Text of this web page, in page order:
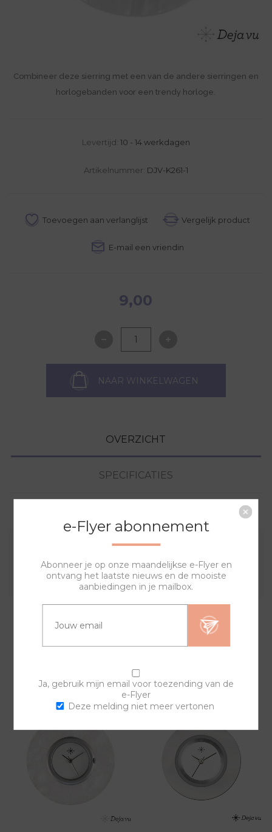
Combineer deze sierring met een van de andere sierringen en
horlogebanden voor een trendy horloge.
Levertijd: 10 - 14 werkdagen
Artikelnummer: DJV-K261-1
9,00
NAAR WINKELWAGEN
OVERZICHT
SPECIFICATIES
sierringen en horlogebanden voor een trendy horloge.
e-Flyer abonnement
Abonneer je op onze maandelijkse e-Flyer en
ontvang het laatste nieuws en de mooiste
aanbiedingen in je mailbox.
Ja, gebruik mijn email voor toezending van de
e-Flyer
Deze melding niet meer vertonen